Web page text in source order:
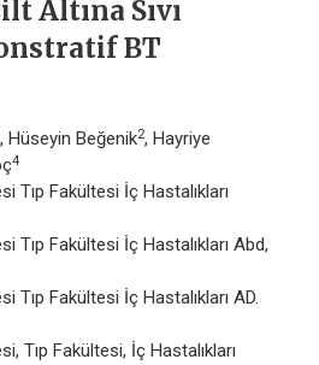
Altına Sıvı
BT
, Hüseyin Beğenik2, Hayriye
4
Tıp Fakültesi İç Hastalıkları
Tıp Fakültesi İç Hastalıkları Abd,
Tıp Fakültesi İç Hastalıkları AD.
Tıp Fakültesi, İç Hastalıkları